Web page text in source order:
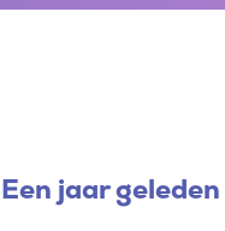
Een jaar